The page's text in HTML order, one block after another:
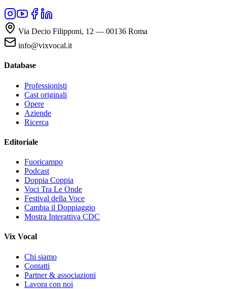
Via Decio Filipponi, 12 — 00136 Roma
info@vixvocal.it
Database
Professionisti
Cast originali
Opere
Aziende
Ricerca
Editoriale
Fuoricampo
Podcast
Doppia Coppia
Voci Tra Le Onde
Festival della Voce
Cambia il Doppiaggio
Mostra Interattiva CDC
Vix Vocal
Chi siamo
Contatti
Partner & associazioni
Lavora con noi